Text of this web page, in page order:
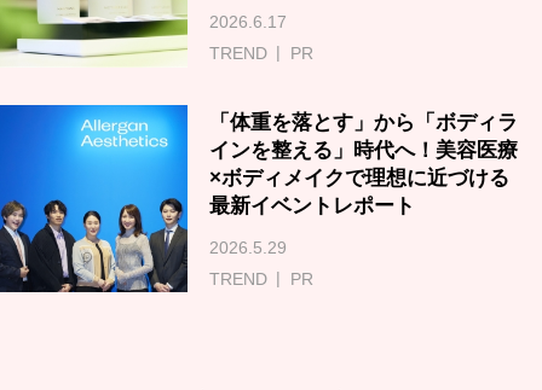
2026.6.17
TREND
PR
「体重を落とす」から「ボディラ
インを整える」時代へ！美容医療
×ボディメイクで理想に近づける
最新イベントレポート
2026.5.29
TREND
PR